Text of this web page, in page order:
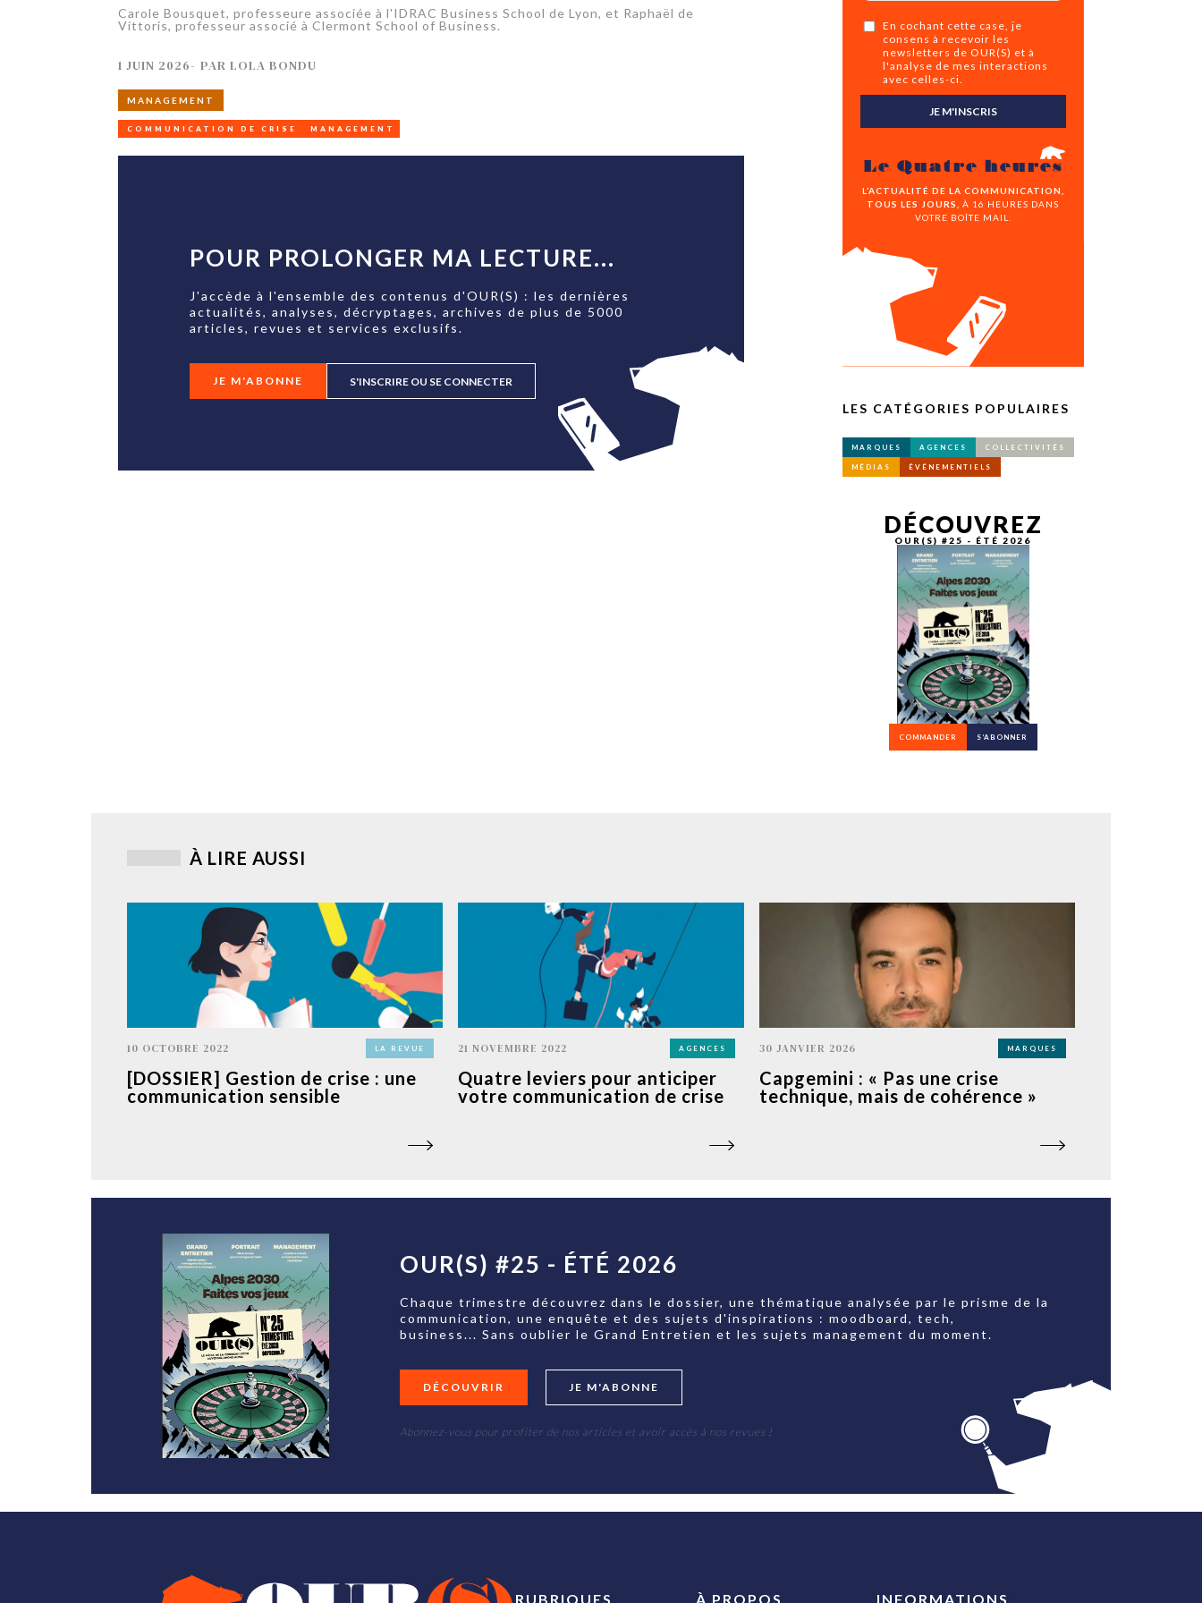
Carole Bousquet, professeure associée à l'IDRAC Business School de Lyon, et Raphaël de
Vittoris, professeur associé à Clermont School of Business.
1 JUIN 2026- PARLOLA BONDU
MANAGEMENT
COMMUNICATION DE CRISE MANAGEMENT
POUR PROLONGER MA LECTURE...
J'accède à l'ensemble des contenus d'OUR(S) : les dernières
actualités, analyses, décryptages, archives de plus de 5000
articles, revues et services exclusifs.
JE M'ABONNE S'INSCRIRE OU SE CONNECTER
En cochant cette case, je
consens à recevoir les
newsletters de OUR(S) et à
l'analyse de mes interactions
avec celles-ci.
JE M'INSCRIS
Le Quatre heures
L’ACTUALITÉ DE LA COMMUNICATION,
TOUS LES JOURS,
À 16 HEURES DANS
VOTRE BOÎTE MAIL.
LES CATÉGORIES POPULAIRES
MARQUES AGENCES COLLECTIVITÉS
MÉDIAS ÉVÉNEMENTIELS
DÉCOUVREZ
OUR(S) #25 - ÉTÉ 2026
COMMANDER S’ABONNER
À LIRE AUSSI
10 OCTOBRE 2022 LA REVUE
[DOSSIER] Gestion de crise : une
communication sensible
21 NOVEMBRE 2022 AGENCES
Quatre leviers pour anticiper
votre communication de crise
30 JANVIER 2026 MARQUES
Capgemini : « Pas une crise
technique, mais de cohérence »
OUR(S) #25 - ÉTÉ 2026
Chaque trimestre découvrez dans le dossier, une thématique analysée par le prisme de la
communication, une enquête et des sujets d'inspirations : moodboard, tech,
business... Sans oublier le Grand Entretien et les sujets management du moment.
DÉCOUVRIR JE M'ABONNE
Abonnez-vous pour profiter de nos articles et avoir accès à nos revues !
RUBRIQUES À PROPOS INFORMATIONS